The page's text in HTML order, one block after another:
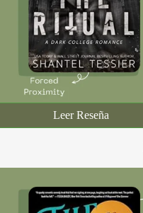
Leer Reseña